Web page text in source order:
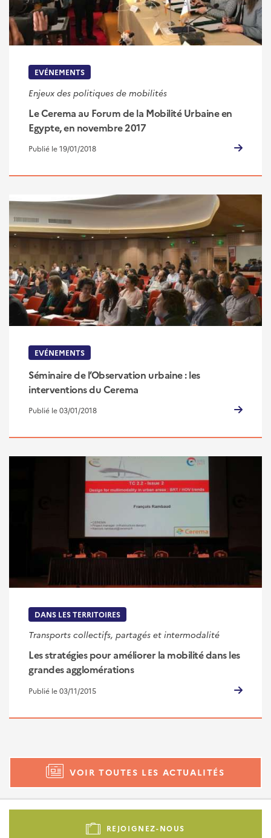
EVÉNEMENTS
Enjeux des politiques de mobilités
Le Cerema au Forum de la Mobilité Urbaine en
Egypte, en novembre 2017
Publié le 19/01/2018
EVÉNEMENTS
Séminaire de l’Observation urbaine : les
interventions du Cerema
Publié le 03/01/2018
DANS LES TERRITOIRES
Transports collectifs, partagés et intermodalité
Les stratégies pour améliorer la mobilité dans les
grandes agglomérations
Publié le 03/11/2015
VOIR TOUTES LES ACTUALITÉS
Pied
REJOIGNEZ-NOUS